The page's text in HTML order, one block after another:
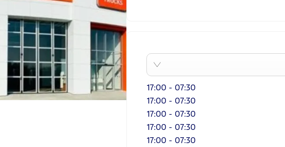
07:30
-
17:00
07:30
-
17:00
07:30
-
17:00
07:30
-
17:00
07:30
-
17:00